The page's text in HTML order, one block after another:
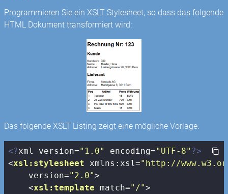
Programmieren Sie ein XSLT Stylesheet, so dass das folgende
HTML Dokument transformiert wird:
Das folgende XSLT Listing zeigt eine mögliche Vorlage:
<?xml version="1.0" encoding="UTF-8" ?>
<xsl:stylesheet xmlns:xsl="http://
version="2.0">
<xsl:template match="/">